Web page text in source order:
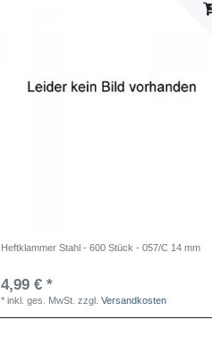
Heftklammer Stahl - 600 Stück - 057/C 14 mm
4,99 € *
*inkl. ges. MwSt. zzgl.Versandkosten